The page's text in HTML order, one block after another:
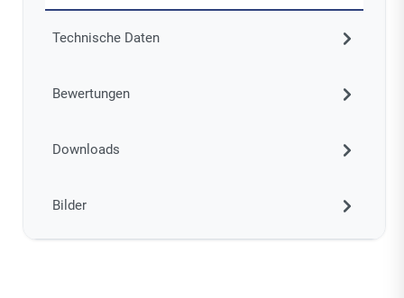
Technische Daten
Bewertungen
Downloads
Bilder